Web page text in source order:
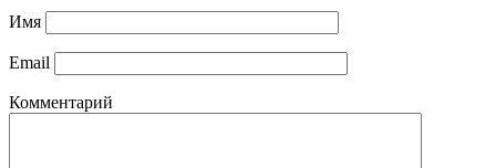
Имя
Email
Комментарий